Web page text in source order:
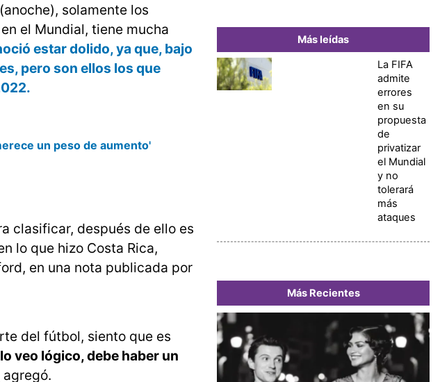
solamente los
el Mundial, tiene mucha
estar dolido, ya que, bajo
pero son ellos los que
un peso de aumento'
clasificar, después de ello es
lo que hizo Costa Rica,
en una nota publicada por
del fútbol, siento que es
veo lógico, debe haber un
agregó.
Más leídas
La FIFA
admite
errores
en su
propuesta
de
privatizar
el Mundial
y no
tolerará
más
ataques
Más Recientes